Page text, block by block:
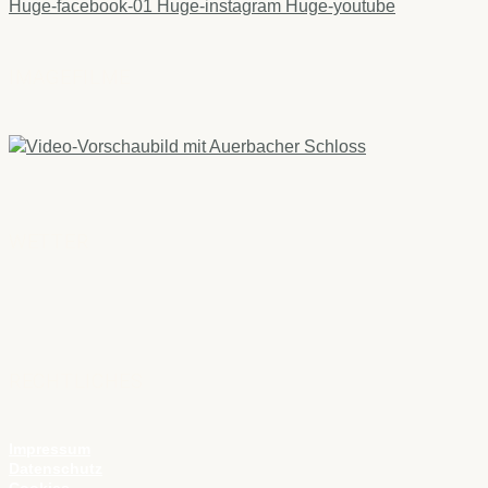
Huge-facebook-01 Huge-instagram Huge-youtube